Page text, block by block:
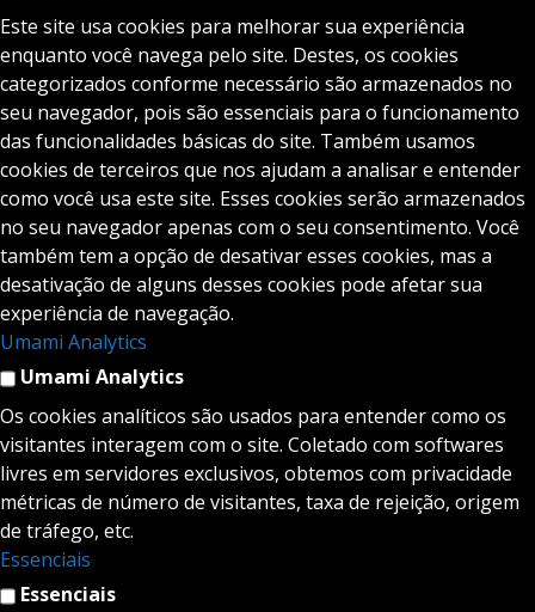
Este site usa cookies para melhorar sua experiência
enquanto você navega pelo site. Destes, os cookies
categorizados conforme necessário são armazenados no
seu navegador, pois são essenciais para o funcionamento
das funcionalidades básicas do site. Também usamos
cookies de terceiros que nos ajudam a analisar e entender
como você usa este site. Esses cookies serão armazenados
no seu navegador apenas com o seu consentimento. Você
também tem a opção de desativar esses cookies, mas a
desativação de alguns desses cookies pode afetar sua
experiência de navegação.
Umami Analytics
Umami Analytics
Os cookies analíticos são usados para entender como os
visitantes interagem com o site. Coletado com softwares
livres em servidores exclusivos, obtemos com privacidade
métricas de número de visitantes, taxa de rejeição, origem
de tráfego, etc.
Essenciais
Essenciais